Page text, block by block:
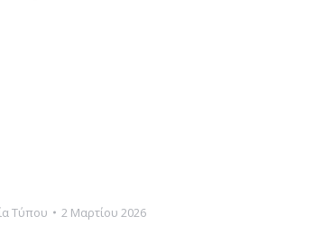
Τύπου 2 Μαρτίου 2026